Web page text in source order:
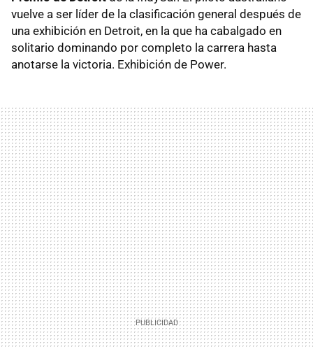
vuelve a ser líder de la clasificación general después de
una exhibición en Detroit, en la que ha cabalgado en
solitario dominando por completo la carrera hasta
anotarse la victoria. Exhibición de Power.